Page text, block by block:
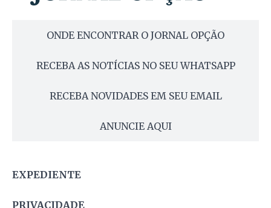
ONDE ENCONTRAR O JORNAL OPÇÃO
RECEBA AS NOTÍCIAS NO SEU WHATSAPP
RECEBA NOVIDADES EM SEU EMAIL
ANUNCIE AQUI
EXPEDIENTE
PRIVACIDADE